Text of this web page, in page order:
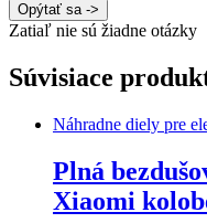
Opýtať sa ->
Zatiaľ nie sú žiadne otázky
Súvisiace
Náhradne diely pre
Plná
Xiaomi